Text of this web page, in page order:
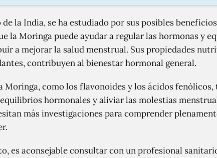
la India, se ha estudiado por sus posibles
la Moringa puede ayudar a regular las hormonas y
a mejorar la salud menstrual. Sus propiedades
contribuyen al bienestar hormonal general.
Moringa, como los flavonoides y los ácidos fenólicos,
hormonales y aliviar las molestias
más investigaciones para comprender
es aconsejable consultar con un profesional